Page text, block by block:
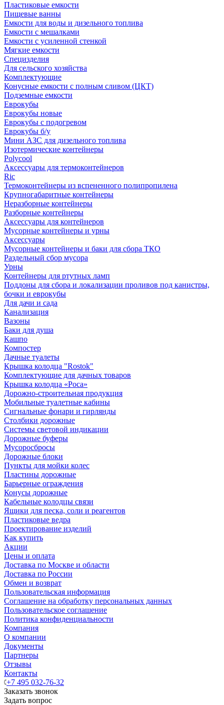
Пластиковые емкости
Пищевые ванны
Емкости для воды и дизельного топлива
Емкости с мешалками
Емкости с усиленной стенкой
Мягкие емкости
Специзделия
Для сельского хозяйства
Комплектующие
Конусные емкости с полным сливом (ЦКТ)
Подземные емкости
Еврокубы
Еврокубы новые
Еврокубы с подогревом
Еврокубы б/у
Мини АЗС для дизельного топлива
Изотермические контейнеры
Polycool
Аксессуары для термоконтейнеров
Ric
Термоконтейнеры из вспененного полипропилена
Крупногабаритные контейнеры
Неразборные контейнеры
Разборные контейнеры
Аксессуары для контейнеров
Мусорные контейнеры и урны
Аксессуары
Мусорные контейнеры и баки для сбора ТКО
Раздельный сбор мусора
Урны
Контейнеры для ртутных ламп
Поддоны для сбора и локализации проливов под канистры,
бочки и еврокубы
Для дачи и сада
Канализация
Вазоны
Баки для душа
Кашпо
Компостер
Дачные туалеты
Крышка колодца "Rostok"
Комплектующие для дачных товаров
Крышка колодца «Роса»
Дорожно-строительная продукция
Мобильные туалетные кабины
Сигнальные фонари и гирлянды
Столбики дорожные
Системы световой индикации
Дорожные буферы
Мусоросбросы
Дорожные блоки
Пункты для мойки колес
Пластины дорожные
Барьерные ограждения
Конусы дорожные
Кабельные колодцы связи
Ящики для песка, соли и реагентов
Пластиковые ведра
Проектирование изделий
Как купить
Акции
Цены и оплата
Доставка по Москве и области
Доставка по России
Обмен и возврат
Пользовательская информация
Соглашение на обработку персональных данных
Пользовательское соглашение
Политика конфиденциальности
Компания
О компании
Документы
Партнеры
Отзывы
Контакты
+7 495 032-76-32
Заказать звонок
Задать вопрос